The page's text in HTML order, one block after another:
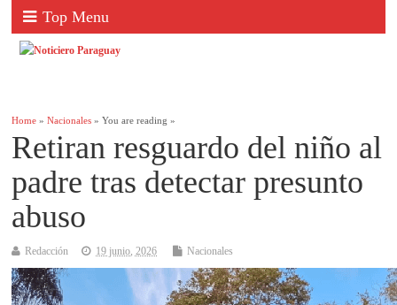
Top Menu
Home »Nacionales » You are reading »
Retiran resguardo del niño al
padre tras detectar presunto
abuso
Redacción 19 junio, 2026 Nacionales